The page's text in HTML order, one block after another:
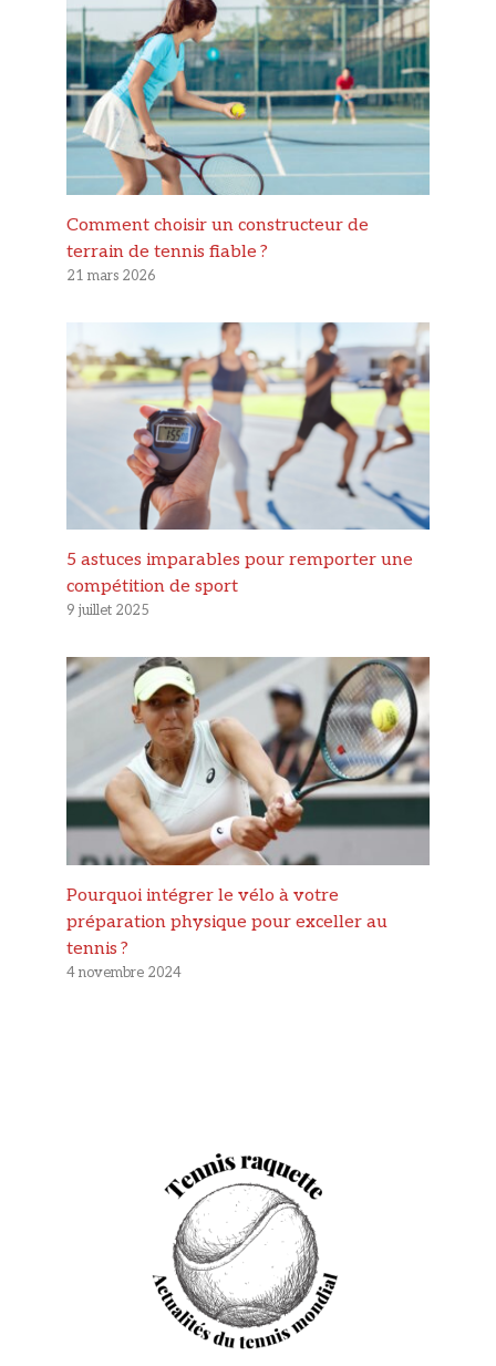
Comment choisir un constructeur de
terrain de tennis fiable ?
21 mars 2026
5 astuces imparables pour remporter une
compétition de sport
9 juillet 2025
Pourquoi intégrer le vélo à votre
préparation physique pour exceller au
tennis ?
4 novembre 2024